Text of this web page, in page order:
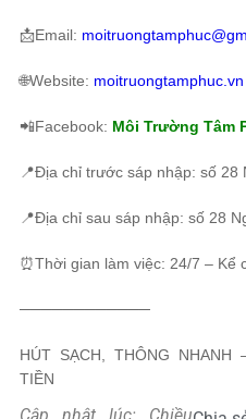
📩Email:
🌐Website: moitruongtamphuc.vn
📲Facebook: Môi Trường Tâm
📍Địa chỉ trước sáp nhập: số 28
📍Địa chỉ sau sáp nhập: số 28
⏰Thời gian làm việc: 24/7 – Kể
────────────
HÚT SẠCH, THÔNG NHANH
TIỀN